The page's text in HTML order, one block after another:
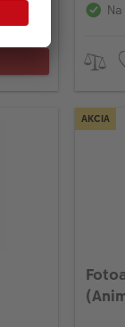
9,30
AKCIA